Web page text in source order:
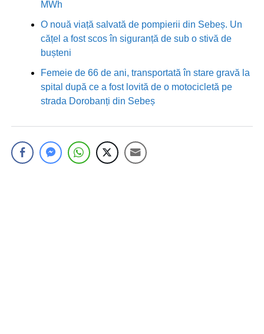
MWh
O nouă viață salvată de pompierii din Sebeș. Un
cățel a fost scos în siguranță de sub o stivă de
bușteni
Femeie de 66 de ani, transportată în stare gravă la
spital după ce a fost lovită de o motocicletă pe
strada Dorobanți din Sebeș